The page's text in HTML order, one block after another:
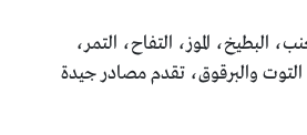
البطيخ، الموز، التفاح، التمر،
التوت والبرقوق، تقدم مصادر جيدة